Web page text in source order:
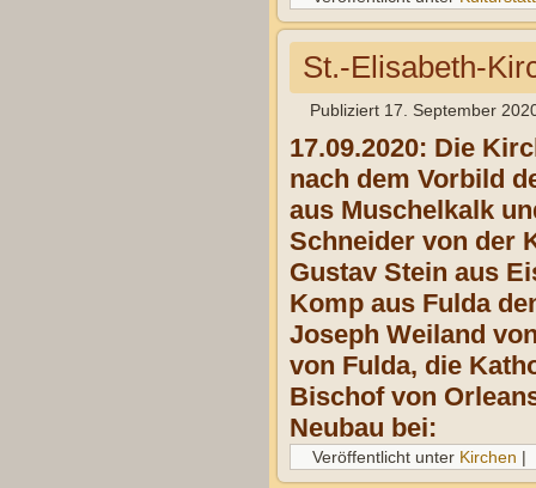
St.-Elisabeth-
Publiziert 17. September
17.09.2020: Die
nach dem Vorbild
aus Muschelkalk
Schneider von der
Gustav Stein aus
Komp aus Fulda
Joseph Weiland
von Fulda, die
Bischof von
Neubau bei:
Veröffentlicht unter Kirchen |